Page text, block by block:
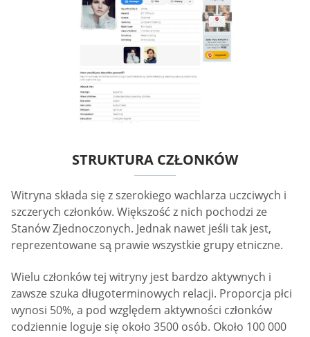
STRUKTURA CZŁONKÓW
Witryna składa się z szerokiego wachlarza uczciwych i
szczerych członków. Większość z nich pochodzi ze
Stanów Zjednoczonych. Jednak nawet jeśli tak jest,
reprezentowane są prawie wszystkie grupy etniczne.
Wielu członków tej witryny jest bardzo aktywnych i
zawsze szuka długoterminowych relacji. Proporcja płci
wynosi 50%, a pod względem aktywności członków
codziennie loguje się około 3500 osób. Około 100 000